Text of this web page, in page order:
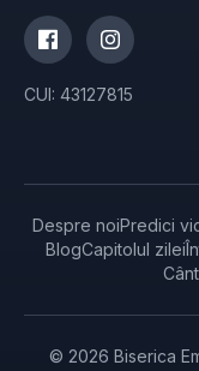
CUI: 43127815
Despre noiPredici
BlogCapitolul zilei
© 2026 Biserica